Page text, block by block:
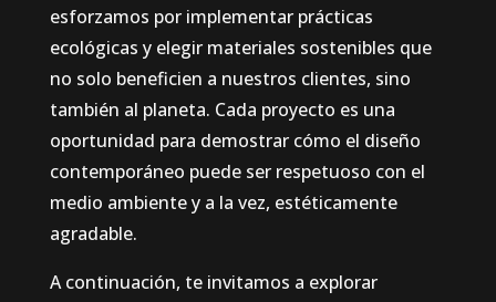
esforzamos por implementar prácticas
ecológicas y elegir materiales sostenibles que
no solo beneficien a nuestros clientes, sino
también al planeta. Cada proyecto es una
oportunidad para demostrar cómo el diseño
contemporáneo puede ser respetuoso con el
medio ambiente y a la vez, estéticamente
agradable.
A continuación, te invitamos a explorar